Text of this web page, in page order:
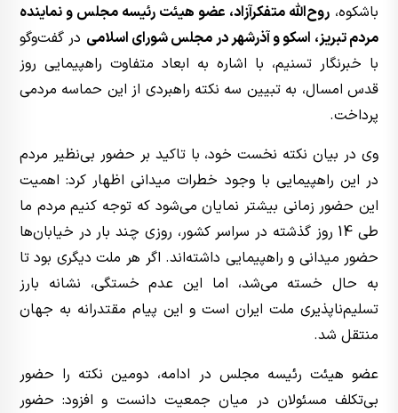
باشکوه، روح‌الله متفکرآزاد، عضو هیئت رئیسه مجلس و نماینده
مردم تبریز، اسکو و آذرشهر در مجلس شورای اسلامی در گفت‌وگو
با خبرنگار تسنیم، با اشاره به ابعاد متفاوت راهپیمایی روز
قدس امسال، به تبیین سه نکته راهبردی از این حماسه مردمی
پرداخت.
وی در بیان نکته نخست خود، با تاکید بر حضور بی‌نظیر مردم
در این راهپیمایی با وجود خطرات میدانی اظهار کرد: اهمیت
این حضور زمانی بیشتر نمایان می‌شود که توجه کنیم مردم ما
طی 14 روز گذشته در سراسر کشور، روزی چند بار در خیابان‌ها
حضور میدانی و راهپیمایی داشته‌اند. اگر هر ملت دیگری بود تا
به حال خسته می‌شد، اما این عدم خستگی، نشانه بارز
تسلیم‌ناپذیری ملت ایران است و این پیام مقتدرانه به جهان
منتقل شد.
عضو هیئت رئیسه مجلس در ادامه، دومین نکته را حضور
بی‌تکلف مسئولان در میان جمعیت دانست و افزود: حضور